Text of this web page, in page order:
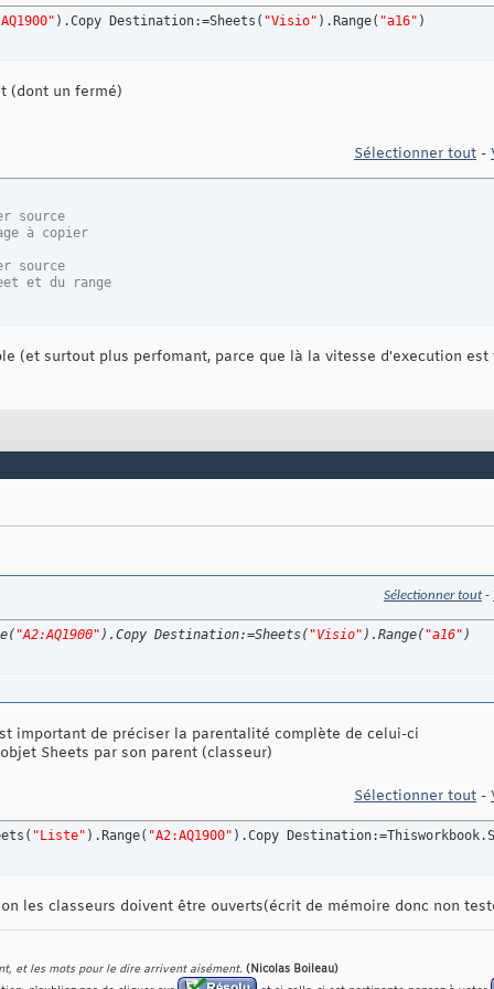
) .Copy Destination:=Sheets ( "Visio" ) .Range( "a16" )
(dont un fermé)
Sélectionner tout -
source
à copier
source
et du range
(et surtout plus perfomant, parce que là la vitesse d'execution est
Sélectionner tout-
( "A2:AQ1900") .Copy Destination:=Sheets( "Visio") .Range( "a16")
important de préciser la parentalité complète de celui-ci
Sheets par son parent (classeur)
Sélectionner tout -
( "Liste" ) .Range( "A2:AQ1900" ) .Copy
les classeurs doivent être ouverts(écrit de mémoire donc non
et les mots pour le dire arrivent aisément. (Nicolas Boileau)